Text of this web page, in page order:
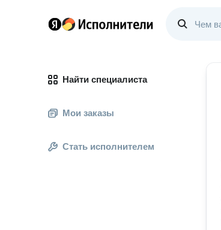
Найти специалиста
Мои заказы
Стать исполнителем